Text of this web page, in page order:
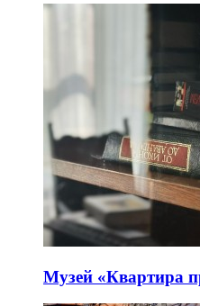
Музей «Квартира